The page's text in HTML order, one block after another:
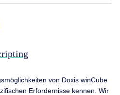
von Doxis winCube
Erfordernisse kennen. Wir